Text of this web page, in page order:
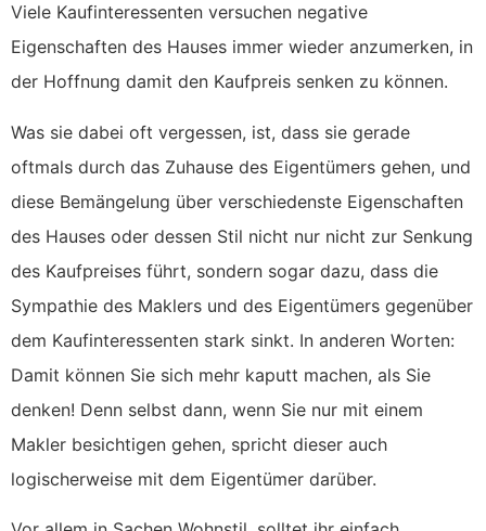
Viele Kaufinteressenten versuchen negative
Eigenschaften des Hauses immer wieder anzumerken, in
der Hoffnung damit den Kaufpreis senken zu können.
Was sie dabei oft vergessen, ist, dass sie gerade
oftmals durch das Zuhause des Eigentümers gehen, und
diese Bemängelung über verschiedenste Eigenschaften
des Hauses oder dessen Stil nicht nur nicht zur Senkung
des Kaufpreises führt, sondern sogar dazu, dass die
Sympathie des Maklers und des Eigentümers gegenüber
dem Kaufinteressenten stark sinkt. In anderen Worten:
Damit können Sie sich mehr kaputt machen, als Sie
denken! Denn selbst dann, wenn Sie nur mit einem
Makler besichtigen gehen, spricht dieser auch
logischerweise mit dem Eigentümer darüber.